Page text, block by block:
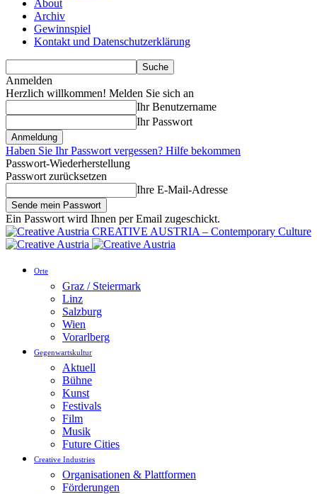
About
Archiv
Gewinnspiel
Kontakt und Datenschutzerklärung
Anmelden
Herzlich willkommen! Melden Sie sich an
Ihr Benutzername
Ihr Passwort
Haben Sie Ihr Passwort vergessen? Hilfe bekommen
Passwort-Wiederherstellung
Passwort zurücksetzen
Ihre E-Mail-Adresse
Ein Passwort wird Ihnen per Email zugeschickt.
CREATIVE AUSTRIA – Contemporary Culture
Orte
Graz / Steiermark
Linz
Salzburg
Wien
Vorarlberg
Gegenwartskultur
Aktuell
Bühne
Kunst
Festivals
Film
Musik
Future Cities
Creative Industries
Organisationen & Plattformen
Förderungen